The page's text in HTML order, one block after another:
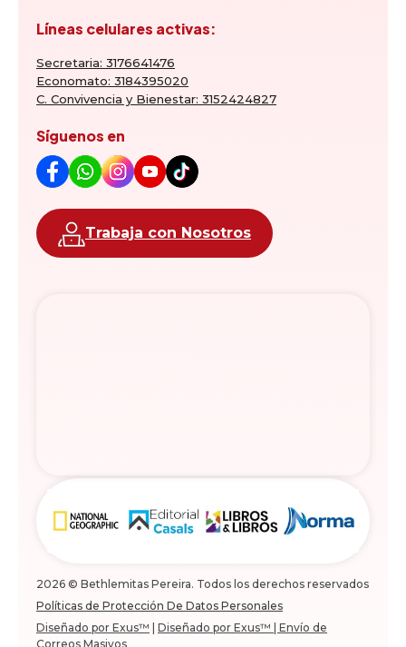
Líneas celulares activas:
Secretaria: 3176641476
Economato: 3184395020
C. Convivencia y Bienestar: 3152424827
Síguenos en
Trabaja con Nosotros
2026 © Bethlemitas Pereira. Todos los derechos reservados
Políticas de Protección De Datos Personales
Diseñado por Exus™
Diseñado por Exus™ | Envío de
Correos Masivos